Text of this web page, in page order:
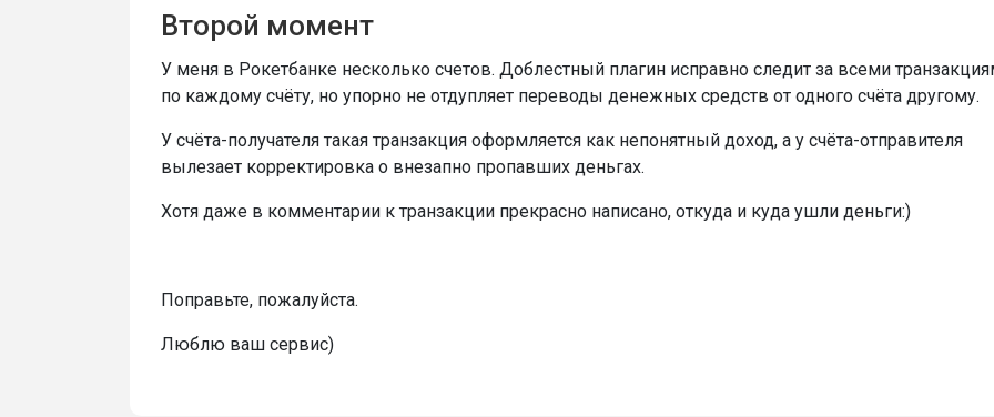
Второй момент
У меня в Рокетбанке несколько счетов. Доблестный плагин исправно следит за всеми
по каждому счёту, но упорно не отдупляет переводы денежных средств от одного счёта другому.
У счёта-получателя такая транзакция оформляется как непонятный доход, а у счёта-отправителя
вылезает корректировка о внезапно пропавших деньгах.
Хотя даже в комментарии к транзакции прекрасно написано, откуда и куда ушли деньги:)
Поправьте, пожалуйста.
Люблю ваш сервис)